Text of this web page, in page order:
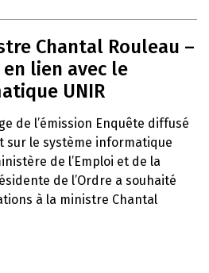
Chantal Rouleau –
lien avec le
UNIR
de l’émission Enquête diffusé
sur le système informatique
de l’Emploi et de la
de l’Ordre a souhaité
à la ministre Chantal